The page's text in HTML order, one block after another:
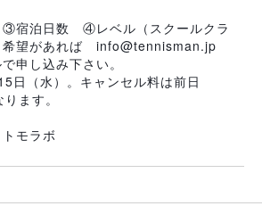
宿泊日数　④レベル（スクールクラ
望があれば　info@tennisman.jp
申し込み下さい。
日（水）。キャンセル料は前日
ます。
モラボ